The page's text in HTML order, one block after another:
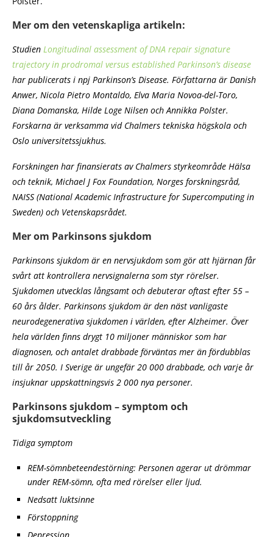
Mer om den vetenskapliga artikeln:
Studien Longitudinal assessment of DNA repair signature
trajectory in prodromal versus established Parkinson’s disease
har publicerats i npj Parkinson’s Disease. Författarna är Danish
Anwer, Nicola Pietro Montaldo, Elva Maria Novoa-del-Toro,
Diana Domanska, Hilde Loge Nilsen och Annikka Polster.
Forskarna är verksamma vid Chalmers tekniska högskola och
Oslo universitetssjukhus.
Forskningen har finansierats av Chalmers styrkeområde Hälsa
och teknik, Michael J Fox Foundation, Norges forskningsråd,
NAISS (National Academic Infrastructure for Supercomputing in
Sweden) och Vetenskapsrådet.
Mer om Parkinsons sjukdom
Parkinsons sjukdom är en nervsjukdom som gör att hjärnan får
svårt att kontrollera nervsignalerna som styr rörelser.
Sjukdomen utvecklas långsamt och debuterar oftast efter 55 –
60 års ålder. Parkinsons sjukdom är den näst vanligaste
neurodegenerativa sjukdomen i världen, efter Alzheimer. Över
hela världen finns drygt 10 miljoner människor som har
diagnosen, och antalet drabbade förväntas mer än fördubblas
till år 2050. I Sverige är ungefär 20 000 drabbade, och varje år
insjuknar uppskattningsvis 2 000 nya personer.
Parkinsons sjukdom – symptom och
sjukdomsutveckling
Tidiga symptom
REM-sömnbeteendestörning: Personen agerar ut drömmar
under REM-sömn, ofta med rörelser eller ljud.
Nedsatt luktsinne
Förstoppning